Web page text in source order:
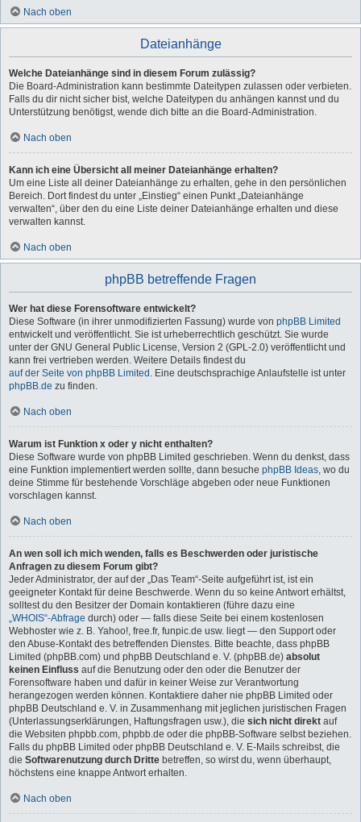
Nach oben
Dateianhänge
Welche Dateianhänge sind in diesem Forum zulässig?
Die Board-Administration kann bestimmte Dateitypen zulassen oder verbieten.
Falls du dir nicht sicher bist, welche Dateitypen du anhängen kannst und du
Unterstützung benötigst, wende dich bitte an die Board-Administration.
Nach oben
Kann ich eine Übersicht all meiner Dateianhänge erhalten?
Um eine Liste all deiner Dateianhänge zu erhalten, gehe in den persönlichen
Bereich. Dort findest du unter „Einstieg“ einen Punkt „Dateianhänge
verwalten“, über den du eine Liste deiner Dateianhänge erhalten und diese
verwalten kannst.
Nach oben
phpBB betreffende Fragen
Wer hat diese Forensoftware entwickelt?
Diese Software (in ihrer unmodifizierten Fassung) wurde von phpBB Limited
entwickelt und veröffentlicht. Sie ist urheberrechtlich geschützt. Sie wurde
unter der GNU General Public License, Version 2 (GPL-2.0) veröffentlicht und
kann frei vertrieben werden. Weitere Details findest du
auf der Seite von phpBB Limited . Eine deutschsprachige Anlaufstelle ist unter
phpBB.de zu finden.
Nach oben
Warum ist Funktion x oder y nicht enthalten?
Diese Software wurde von phpBB Limited geschrieben. Wenn du denkst, dass
eine Funktion implementiert werden sollte, dann besuche phpBB Ideas, wo du
deine Stimme für bestehende Vorschläge abgeben oder neue Funktionen
vorschlagen kannst.
Nach oben
An wen soll ich mich wenden, falls es Beschwerden oder juristische
Anfragen zu diesem Forum gibt?
Jeder Administrator, der auf der „Das Team“-Seite aufgeführt ist, ist ein
geeigneter Kontakt für deine Beschwerde. Wenn du so keine Antwort erhältst,
solltest du den Besitzer der Domain kontaktieren (führe dazu eine
„WHOIS“-Abfrage durch) oder — falls diese Seite bei einem kostenlosen
Webhoster wie z. B. Yahoo!, free.fr, funpic.de usw. liegt — den Support oder
den Abuse-Kontakt des betreffenden Dienstes. Bitte beachte, dass phpBB
Limited (phpBB.com) und phpBB Deutschland e. V. (phpBB.de) absolut
keinen Einfluss auf die Benutzung oder den oder die Benutzer der
Forensoftware haben und dafür in keiner Weise zur Verantwortung
herangezogen werden können. Kontaktiere daher nie phpBB Limited oder
phpBB Deutschland e. V. in Zusammenhang mit jeglichen juristischen Fragen
(Unterlassungserklärungen, Haftungsfragen usw.), die sich nicht direkt auf
die Websiten phpbb.com, phpbb.de oder die phpBB-Software selbst beziehen.
Falls du phpBB Limited oder phpBB Deutschland e. V. E-Mails schreibst, die
die Softwarenutzung durch Dritte betreffen, so wirst du, wenn überhaupt,
höchstens eine knappe Antwort erhalten.
Nach oben